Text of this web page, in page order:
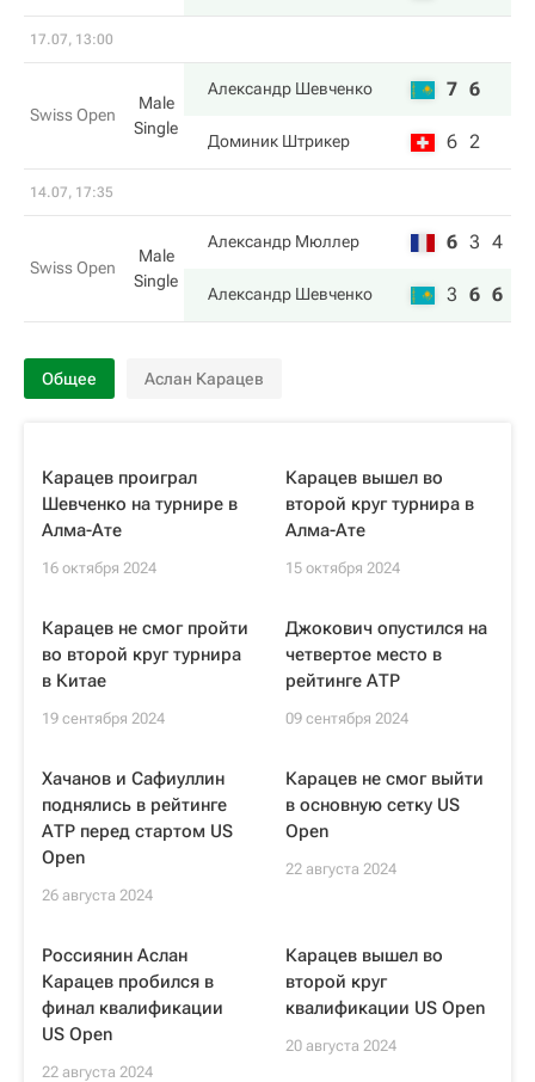
17.07, 13:00
Swiss Open
Male
Single
Александр Шевченко 7 6
Доминик Штрикер 6 2
14.07, 17:35
Swiss Open
Male
Single
Александр Мюллер 6 3 4
Александр Шевченко 3 6 6
Общее Аслан Карацев
Карацев проиграл
Шевченко на турнире в
Алма-Ате
16 октября 2024
Карацев вышел во
второй круг турнира в
Алма-Ате
15 октября 2024
Карацев не смог пройти
во второй круг турнира
в Китае
19 сентября 2024
Джокович опустился на
четвертое место в
рейтинге АТР
09 сентября 2024
Хачанов и Сафиуллин
поднялись в рейтинге
АТР перед стартом US
Open
26 августа 2024
Карацев не смог выйти
в основную сетку US
Open
22 августа 2024
Россиянин Аслан
Карацев пробился в
финал квалификации
US Open
22 августа 2024
Карацев вышел во
второй круг
квалификации US Open
20 августа 2024